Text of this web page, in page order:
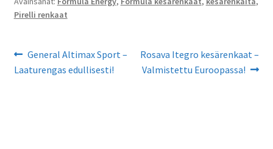
Pirelli renkaat
Artikkelien
selaus
Edellinen
artikkeli
General Altimax Sport –
Laaturengas edullisesti!
Seuraava
artikkeli:
Rosava Itegro kesärenkaat –
Valmistettu Euroopassa!